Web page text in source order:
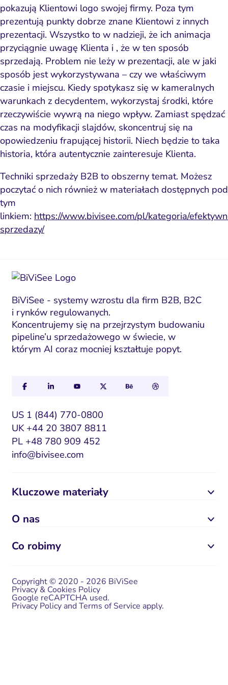
pokazują Klientowi logo swojej firmy. Poza tym
prezentują punkty dobrze znane Klientowi z innych
prezentacji. Wszystko to w nadzieji, że ich animacja
przyciągnie uwagę Klienta i , że w ten sposób
sprzedają. Problem nie leży w prezentacji, ale w jaki
sposób jest wykorzystywana – czy we właściwym
czasie i miejscu. Kiedy spotykasz się w kameralnych
warunkach z decydentem, wykorzystaj środki, które
rzeczywiście wywrą na niego wpływ. Zamiast spędzać
czas na modyfikacji slajdów, skoncentruj się na
opowiedzeniu frapującej historii. Niech będzie to taka
historia, która autentycznie zainteresuje Klienta.
Techniki sprzedaży B2B to obszerny temat. Możesz
poczytać o nich również w materiałach dostępnych pod
tym
linkiem: https://www.bivisee.com/pl/kategoria/
sprzedazy/
BiViSee - systemy wzrostu dla firm B2B, B2C
i rynków regulowanych.
Koncentrujemy się na przejrzystym budowaniu
pipeline’u sprzedażowego w świecie, w
którym AI coraz mocniej kształtuje popyt.
US 1 (844) 770-0800
UK +44 20 3807 8811
PL +48 780 909 452
info@bivisee.com
Kluczowe materiały
Co robimy
O nas
Copyright © 2020 - 2026 BiViSee
Privacy & Cookies Policy
Google reCAPTCHA used.
Privacy Policyand Terms of Service apply.